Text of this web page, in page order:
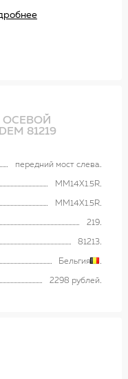
ОСЕВОЙ
81219
передний мост слева
MM14X1.5R
MM14X1.5R
219
81213
Бельгия
2298 рублей